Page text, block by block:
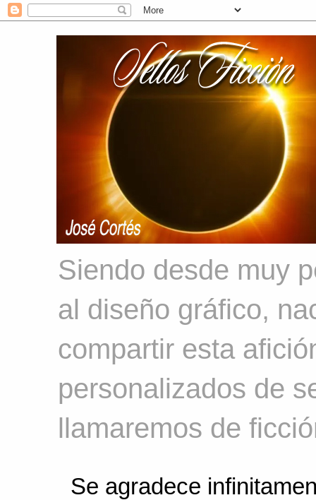
Siendo desde muy
al diseño gráfico,
compartir esta
personalizados de
llamaremos de
Se agradece